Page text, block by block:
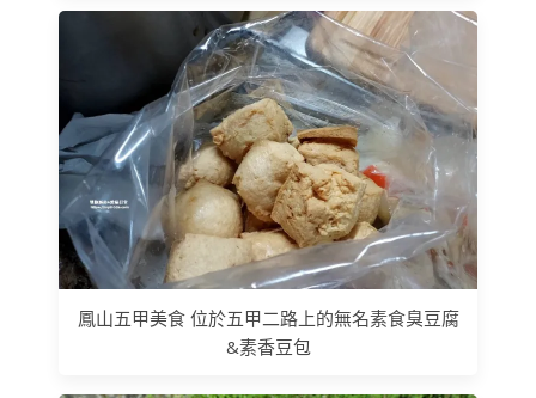
鳳山五甲美食 位於五甲二路上的無名素食臭豆腐
&素香豆包